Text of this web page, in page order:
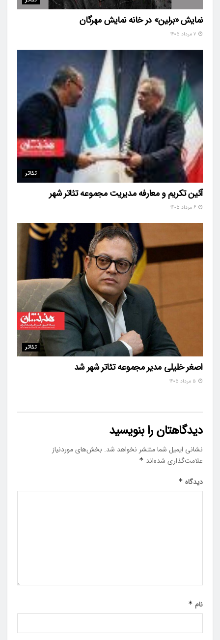
نمایش «برلین» در خانه نمایش مهرگان
تئاتر
آئین تکریم و معارفه مدیریت مجموعه تئاتر شهر
تئاتر
اصغر خلیلی مدیر مجموعه تئاتر شهر شد
دیدگاهتان را بنویسید
نشانی ایمیل شما منتشر نخواهد شد. بخش‌های موردنیاز
علامت‌گذاری شده‌اند *
دیدگاه *
نام *